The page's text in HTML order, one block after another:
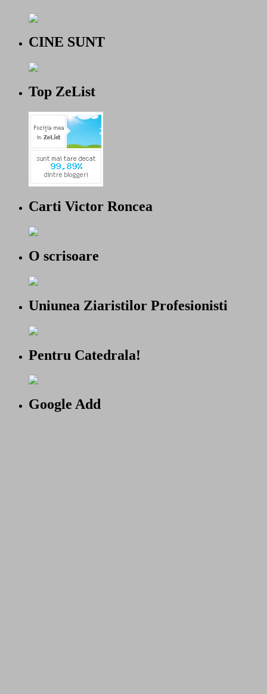
CINE SUNT
Top ZeList
Carti Victor Roncea
O scrisoare
Uniunea Ziaristilor Profesionisti
Pentru Catedrala!
Google Add